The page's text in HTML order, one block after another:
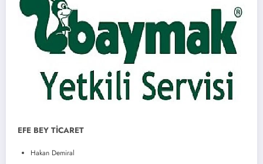
EFE BEY TİCARET
Hakan Demiral